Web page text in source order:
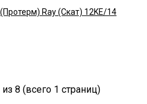
Ray (Скат) 12KE/14
8 (всего 1 страниц)